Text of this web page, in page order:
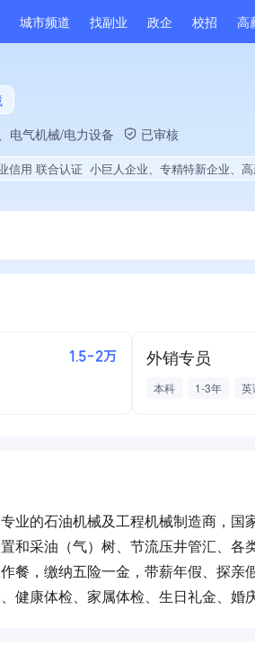
城市频道 找副业 政企 校招 高
电气机械/电力设备 已审核
信用 联合认证 小巨人企业、专精特新企业、高新技术企业、省级工程技术研究中心、央企供应商、战略性新兴领域创新能力、绝对控股1家公司、薪资水平全省同行前20%、旗下品牌同行前40%、A级纳税人、知
1.5-2万 外销专员
本科 1-3年 英
业的石油机械及工程机械制造商，
和采油（气）树、节流压井管汇、各
餐，缴纳五险一金，带薪年假、探
健康体检、家属体检、生日礼金、婚